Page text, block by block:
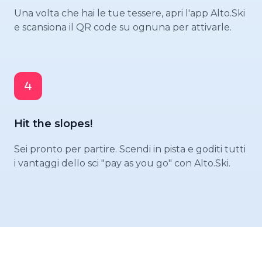
Una volta che hai le tue tessere, apri l'app Alto.Ski
e scansiona il QR code su ognuna per attivarle.
Hit the slopes!
Sei pronto per partire. Scendi in pista e goditi tutti
i vantaggi dello sci "pay as you go" con Alto.Ski.